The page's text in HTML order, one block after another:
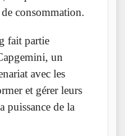
consommation.
fait partie
un
avec les
et gérer leurs
puissance de la